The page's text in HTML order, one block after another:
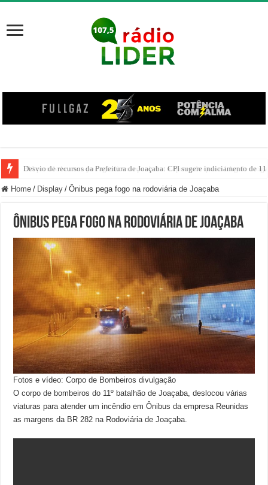
Desvio de recursos da Prefeitura de Joaçaba: CPI sugere indiciamento de 11
PM prende homem por agredir companheira e apreende quase 1 kg de
Home / Display / Ônibus pega fogo na rodoviária de Joaçaba
Ônibus pega fogo na rodoviária de Joaçaba
Fotos e vídeo: Corpo de Bombeiros divulgação
O corpo de bombeiros do 11º batalhão de Joaçaba, deslocou várias
viaturas para atender um incêndio em Ônibus da empresa Reunidas
as margens da BR 282 na Rodoviária de Joaçaba.